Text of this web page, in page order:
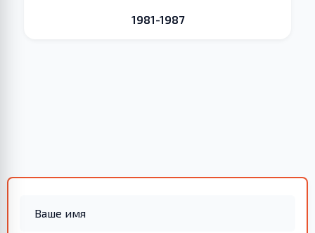
1981-1987